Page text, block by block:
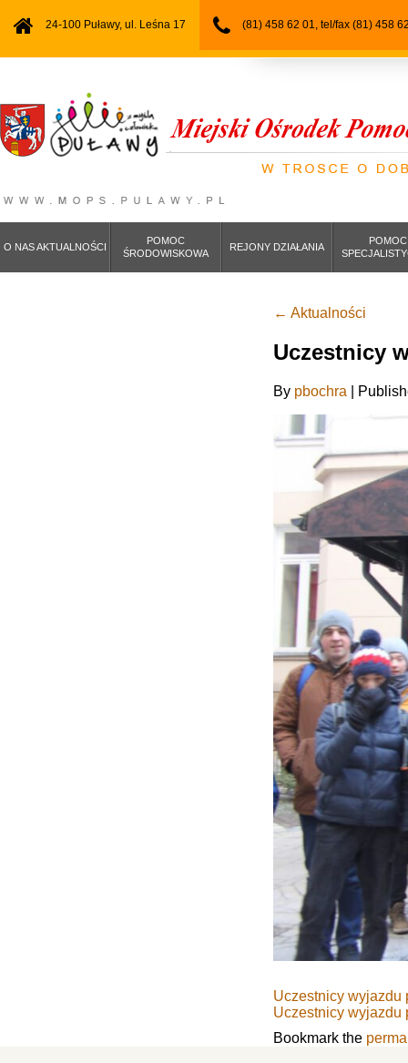
24-100 Puławy, ul. Leśna 17 (81) 458 62 01, tel/fax (81) 458
O NAS AKTUALNOŚCI
POMOC
ŚRODOWISKOWA
REJONY DZIAŁANIA
POMOC
← Aktualności
Uczestnicy
By pbochra
Uczestnicy wyjazdu
Uczestnicy wyjazdu
Bookmark the